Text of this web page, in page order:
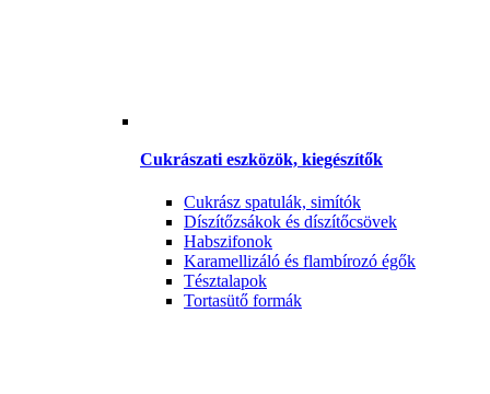
Cukrászati eszközök, kiegészítők
Cukrász spatulák, simítók
Díszítőzsákok és díszítőcsövek
Habszifonok
Karamellizáló és flambírozó égők
Tésztalapok
Tortasütő formák